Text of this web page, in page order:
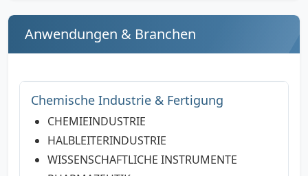
Anwendungen & Branchen
Chemische Industrie & Fertigung
CHEMIEINDUSTRIE
HALBLEITERINDUSTRIE
WISSENSCHAFTLICHE INSTRUMENTE